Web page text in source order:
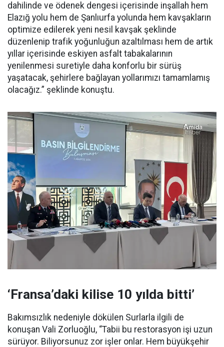
dahilinde ve ödenek dengesi içerisinde inşallah hem
Elazığ yolu hem de Şanlıurfa yolunda hem kavşakların
optimize edilerek yeni nesil kavşak şeklinde
düzenlenip trafik yoğunluğun azaltılması hem de artık
yıllar içerisinde eskiyen asfalt tabakalarının
yenilenmesi suretiyle daha konforlu bir sürüş
yaşatacak, şehirlere bağlayan yollarımızı tamamlamış
olacağız.” şeklinde konuştu.
‘Fransa’daki kilise 10 yılda bitti’
Bakımsızlık nedeniyle dökülen Surlarla ilgili de
konuşan Vali Zorluoğlu, “Tabii bu restorasyon işi uzun
sürüyor. Biliyorsunuz zor işler onlar. Hem büyükşehir